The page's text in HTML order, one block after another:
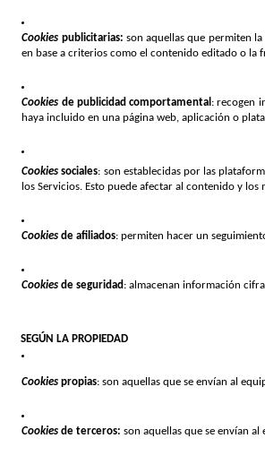
Cookies publicitarias: son aquellas que permiten
en base a criterios como el contenido editado o la
Cookies de publicidad comportamental : recogen
haya incluido en una página web, aplicación o
Cookies sociales: son establecidas por las
los Servicios. Esto puede afectar al contenido y
Cookies de afiliados: permiten hacer un
Cookies de seguridad : almacenan información
SEGÚN LA PROPIEDAD
Cookies propias: son aquellas que se envían al
Cookies de terceros: son aquellas que se envían